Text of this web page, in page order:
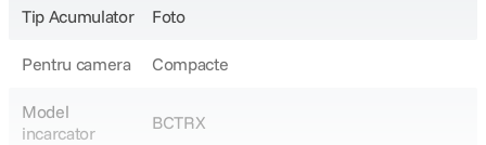
Tip Acumulator Foto
Pentru camera Compacte
Model
incarcator
BCTRX